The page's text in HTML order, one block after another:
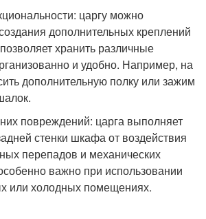
царгу можно
дополнительных креплений
хранить различные
и удобно. Например, на
дополнительную полку или зажим
повреждений: царга выполняет
стенки шкафа от воздействия
перепадов и механических
важно при использовании
или холодных помещениях.